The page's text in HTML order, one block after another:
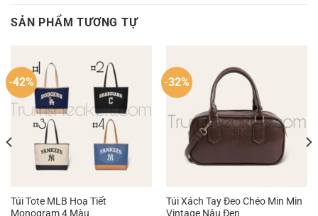
SẢN PHẨM TƯƠNG TỰ
-42%
Túi Tote MLB Hoạ Tiết
Monogram 4 Màu
-32%
Túi Xách Tay Đeo Chéo Min Min
Vintage Nâu Đen